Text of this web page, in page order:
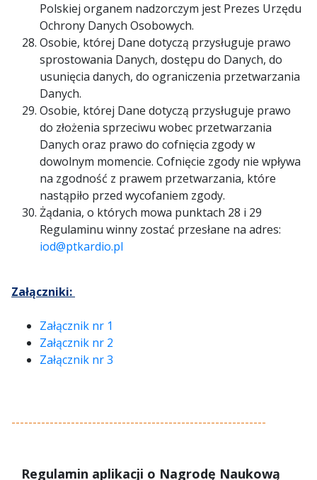
Polskiej organem nadzorczym jest Prezes Urzędu
Ochrony Danych Osobowych.
Osobie, której Dane dotyczą przysługuje prawo
sprostowania Danych, dostępu do Danych, do
usunięcia danych, do ograniczenia przetwarzania
Danych.
Osobie, której Dane dotyczą przysługuje prawo
do złożenia sprzeciwu wobec przetwarzania
Danych oraz prawo do cofnięcia zgody w
dowolnym momencie. Cofnięcie zgody nie wpływa
na zgodność z prawem przetwarzania, które
nastąpiło przed wycofaniem zgody.
Żądania, o których mowa punktach 28 i 29
Regulaminu winny zostać przesłane na adres:
iod@ptkardio.pl
Załączniki:
Załącznik nr 1
Załącznik nr 2
Załącznik nr 3
------------------------------------------------------------
Regulamin aplikacji o Nagrodę Naukową